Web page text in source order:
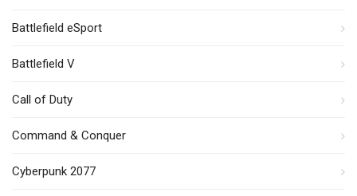
Battlefield eSport
Battlefield V
Call of Duty
Command & Conquer
Cyberpunk 2077